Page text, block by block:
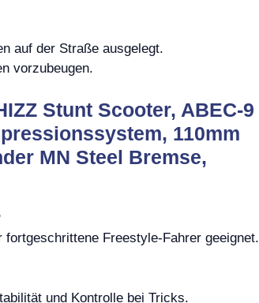
auf der Straße ausgelegt.
vorzubeugen.
Stunt Scooter, ABEC-9
110mm
MN Steel Bremse,
Freestyle-Fahrer geeignet.
und Kontrolle bei Tricks.